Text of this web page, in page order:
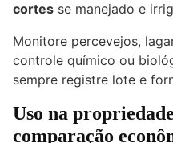
cortes se manejado e
Monitore percevejos,
controle químico ou
sempre registre lote e
Uso na
comparação